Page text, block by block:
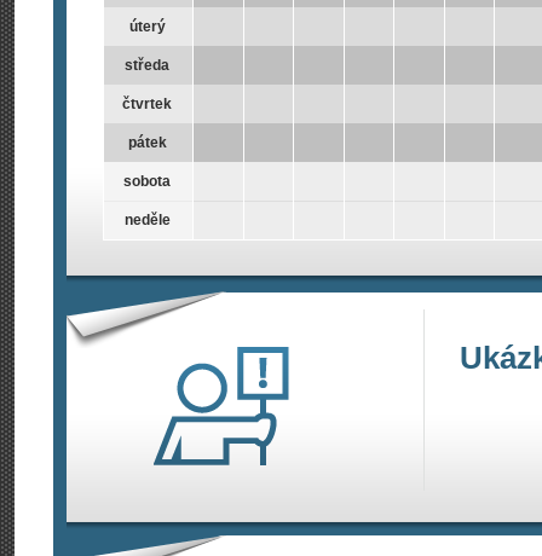
úterý
středa
čtvrtek
pátek
sobota
neděle